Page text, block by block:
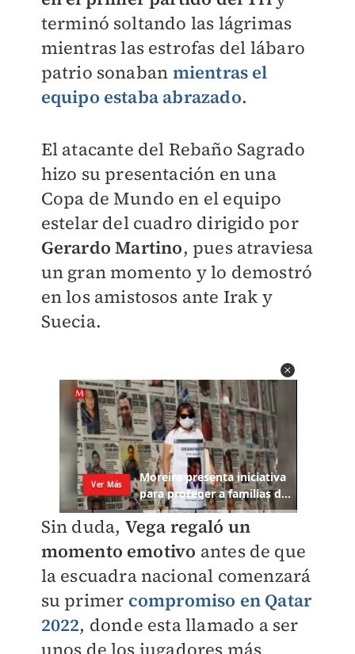
terminó soltando las lágrimas
mientras las estrofas del lábaro
patrio sonaban mientras el
equipo estaba abrazado.
El atacante del Rebaño Sagrado
hizo su presentación en una
Copa de Mundo en el equipo
estelar del cuadro dirigido por
Gerardo Martino, pues atraviesa
un gran momento y lo demostró
en los amistosos ante Irak y
Suecia.
Sin duda, Vega regaló un
momento emotivo antes de que
la escuadra nacional comenzará
su primer compromiso en Qatar
2022, donde esta llamado a ser